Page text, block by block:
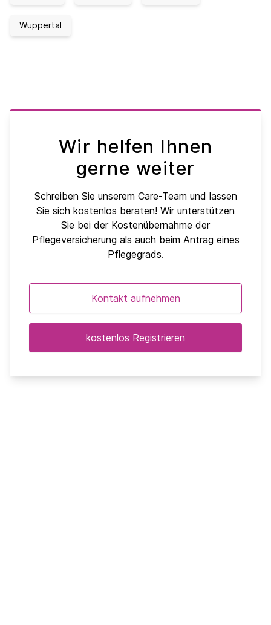
Wuppertal
Wir helfen Ihnen
gerne weiter
Schreiben Sie unserem Care-Team und lassen
Sie sich kostenlos beraten! Wir unterstützen
Sie bei der Kostenübernahme der
Pflegeversicherung als auch beim Antrag eines
Pflegegrads.
Kontakt aufnehmen
kostenlos Registrieren